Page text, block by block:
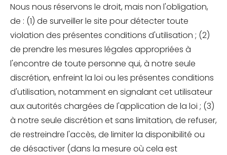
Nous nous réservons le droit, mais non l'obligation,
de : (1) de surveiller le site pour détecter toute
violation des présentes conditions d'utilisation ; (2)
de prendre les mesures légales appropriées à
l'encontre de toute personne qui, à notre seule
discrétion, enfreint la loi ou les présentes conditions
d'utilisation, notamment en signalant cet utilisateur
aux autorités chargées de l'application de la loi ; (3)
à notre seule discrétion et sans limitation, de refuser,
de restreindre l'accès, de limiter la disponibilité ou
de désactiver (dans la mesure où cela est